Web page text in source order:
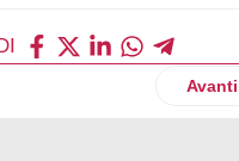
Avanti